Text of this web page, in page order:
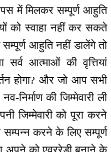
में मिलकर सम्पूर्ण आहुति
को स्वाहा नहीं कर सकते
आहुति नहीं डालेंगे तो
सर्व आत्माओं की वृत्तियां
होगा? और जो आप सभी
निर्माण की जिम्मेवारी ली
जिम्मेवारी को पूरा करने
सम्पन्न करने के लिए सम्पूर्ण